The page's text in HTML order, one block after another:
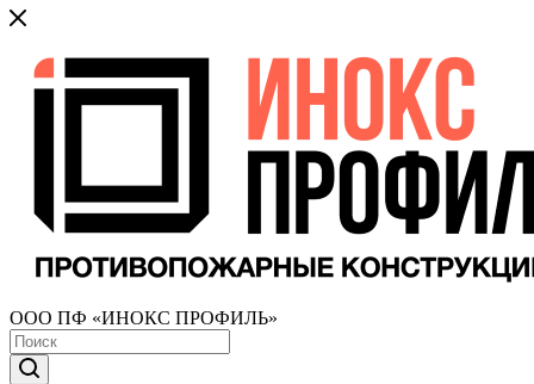
ООО ПФ «ИНОКС ПРОФИЛЬ»